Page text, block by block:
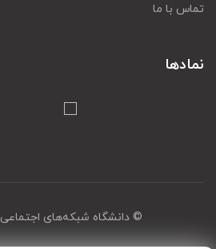
تماس با ما
نمادها
© دانشگاه شبکه‌های اجتماعی